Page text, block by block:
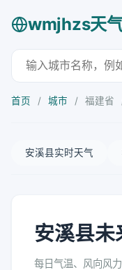
wmjhzs天
首页 / 城市 / 福建省
安溪县实时天气
安溪县
每日气温、风向风